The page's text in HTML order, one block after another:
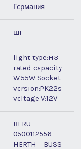
Германия
шт
light type:H3
rated capacity
W:55W Socket
version:PK22s
voltage V:12V
BERU
0500112556
HERTH + BUSS